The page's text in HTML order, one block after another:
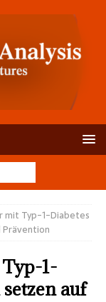
mit Typ-1-Diabetes
1-
auf